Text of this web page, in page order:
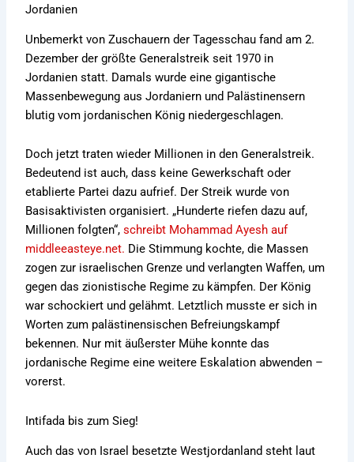
Jordanien
Unbemerkt von Zuschauern der Tagesschau fand am 2.
Dezember der größte Generalstreik seit 1970 in
Jordanien statt. Damals wurde eine gigantische
Massenbewegung aus Jordaniern und Palästinensern
blutig vom jordanischen König niedergeschlagen.
Doch jetzt traten wieder Millionen in den Generalstreik.
Bedeutend ist auch, dass keine Gewerkschaft oder
etablierte Partei dazu aufrief. Der Streik wurde von
Basisaktivisten organisiert. „Hunderte riefen dazu auf,
Millionen folgten“,schreibt Mohammad Ayesh auf
middleeasteye.net. Die Stimmung kochte, die Massen
zogen zur israelischen Grenze und verlangten Waffen, um
gegen das zionistische Regime zu kämpfen. Der König
war schockiert und gelähmt. Letztlich musste er sich in
Worten zum palästinensischen Befreiungskampf
bekennen. Nur mit äußerster Mühe konnte das
jordanische Regime eine weitere Eskalation abwenden –
vorerst.
Intifada bis zum Sieg!
Auch das von Israel besetzte Westjordanland steht laut